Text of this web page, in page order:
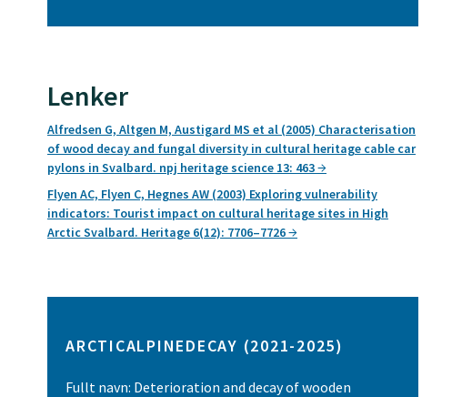
Lenker
Alfredsen G, Altgen M, Austigard MS et al (2005) Characterisation
of wood decay and fungal diversity in cultural heritage cable car
pylons in Svalbard. npj heritage science 13: 463
Flyen AC, Flyen C, Hegnes AW (2003) Exploring vulnerability
indicators: Tourist impact on cultural heritage sites in High
Arctic Svalbard. Heritage 6(12): 7706–7726
ARCTICALPINEDECAY (2021-2025)
Fullt navn: Deterioration and decay of wooden